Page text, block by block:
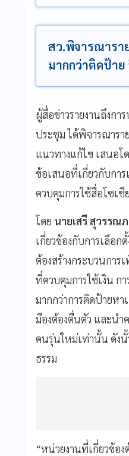
สว.พิจารณารา
มากกว่าติดป้า
ผู้สื่อข่าวรายงานถึงก
ประชุม ได้พิจารณารา
แนวทางแก้ไข เสนอโ
ข้อเสนอที่เกี่ยวกับกา
ควบคุมการใช้สื่อโซเชี
โดย นายเสรี สุวรรณ
เกี่ยวข้องกับการเลือ
ต้องสร้างกระบวนกา
ที่ควบคุมการใช้เงิน ก
มากกว่าการติดป้ายหา
มืองต้องตื่นตัว และน
คนรุ่นใหม่เท่านั้น ดังนั้
ธรรม
“หน่วยงานที่เกี่ยวข้อ